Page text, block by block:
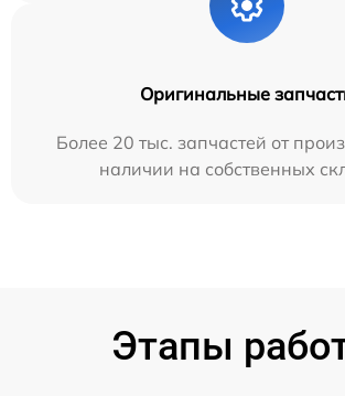
Оригинальные
Более 20 тыс. запчастей от
наличии на собственных
Этапы